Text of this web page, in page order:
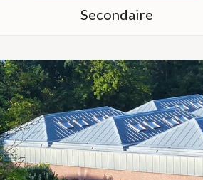
Secondaire